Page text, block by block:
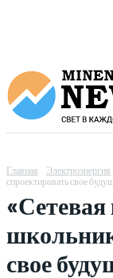
Главная Электроэнергия
спроектировать свое
свое